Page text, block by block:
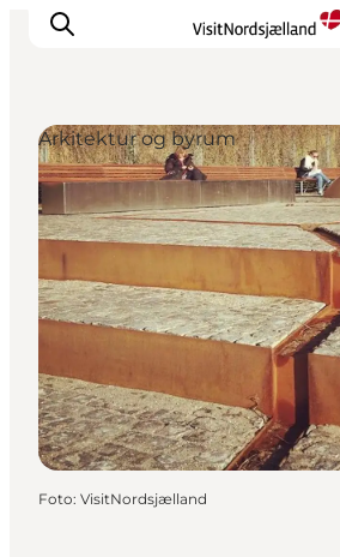
Highlights
Oplev
Det Sker
Overnatning
Byer
Planlæg ferien
Arkitektur og byrum
Foto: VisitNordsjælland